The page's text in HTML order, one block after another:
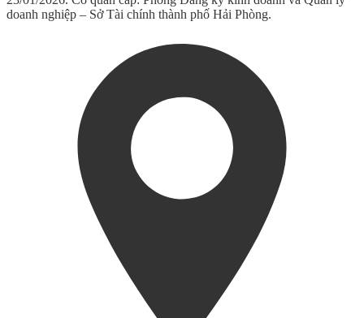
doanh nghiệp – Sở Tài chính thành phố Hải Phòng.